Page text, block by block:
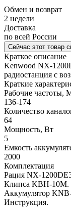
Обмен и возврат
2 недели
Доставка
по всей России
Сейчас этот товар
Краткое описание
Kenwood NX-
радиостанция с
Краткие
Рабочие частоты,
136-174
Количество
64
Мощность, Вт
5
Емкость
2000
Комплектация
Рация NX-
Клипса KBH-10M.
Аккумулятор
Инструкция.